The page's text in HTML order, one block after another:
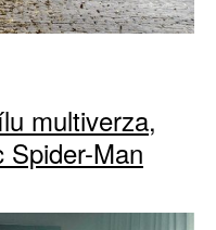
multiverza,
Spider-Man